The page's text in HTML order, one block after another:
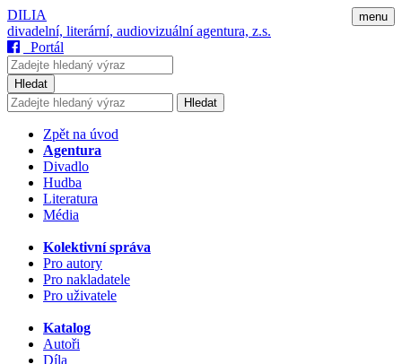
menu
DILIA
divadelní, literární, audiovizuální agentura, z.s.
Portál
Hledat
Hledat
Zpět na úvod
Agentura
Divadlo
Hudba
Literatura
Média
Kolektivní správa
Pro autory
Pro nakladatele
Pro uživatele
Katalog
Autoři
Díla